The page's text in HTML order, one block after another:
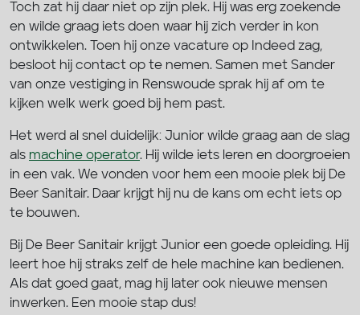
Toch zat hij daar niet op zijn plek. Hij was erg zoekende
en wilde graag iets doen waar hij zich verder in kon
ontwikkelen. Toen hij onze vacature op Indeed zag,
besloot hij contact op te nemen. Samen met Sander
van onze vestiging in Renswoude sprak hij af om te
kijken welk werk goed bij hem past.
Het werd al snel duidelijk: Junior wilde graag aan de slag
als machine operator. Hij wilde iets leren en doorgroeien
in een vak. We vonden voor hem een mooie plek bij De
Beer Sanitair. Daar krijgt hij nu de kans om echt iets op
te bouwen.
Bij De Beer Sanitair krijgt Junior een goede opleiding. Hij
leert hoe hij straks zelf de hele machine kan bedienen.
Als dat goed gaat, mag hij later ook nieuwe mensen
inwerken. Een mooie stap dus!